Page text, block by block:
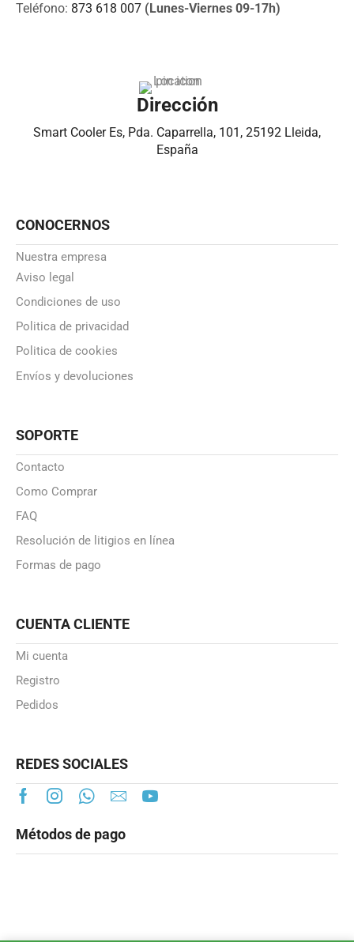
Teléfono: 873 618 007 (Lunes-Viernes 09-17h)
Dirección
Smart Cooler Es, Pda. Caparrella, 101, 25192 Lleida,
España
CONOCERNOS
Nuestra empresa
Aviso legal
Condiciones de uso
Politica de privacidad
Politica de cookies
Envíos y devoluciones
SOPORTE
Contacto
Como Comprar
FAQ
Resolución de litigios en línea
Formas de pago
CUENTA CLIENTE
Mi cuenta
Registro
Pedidos
REDES SOCIALES
Métodos de pago